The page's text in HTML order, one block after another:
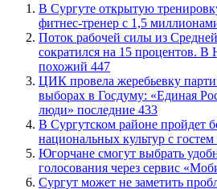
В Сургуте открытую
фитнес-тренер с 1,5
Поток рабочей силы из
сократился на 15 процентов. В
похожий 447
ЦИК провела жеребьевку
выборах в Госдуму: «Единая
люди» последние 433
В Сургутском районе пройдет
национальных культур с
Югорчане смогут выбрать
голосования через сервис
Сургут может не заметить